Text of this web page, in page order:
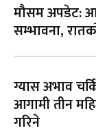
मौसम अपडेट:
सम्भावना,
ग्यास अभाव
आगामी तीन
गरिने